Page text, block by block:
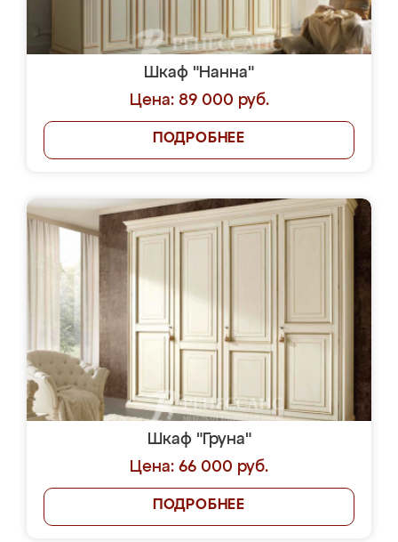
Шкаф "Нанна"
Цена: 89 000 руб.
ПОДРОБНЕЕ
Шкаф "Груна"
Цена: 66 000 руб.
ПОДРОБНЕЕ